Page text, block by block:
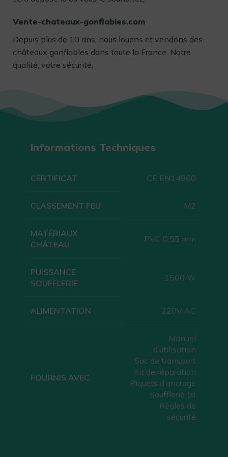
Vente-chateaux-gonflables.com
Depuis plus de 10 ans, nous louons et vendons des
châteaux gonflables dans toute la France. Notre
qualité, votre sécurité.
Informations Techniques
CERTIFICAT CE EN14960
CLASSEMENT FEU M2
MATÉRIAUX
CHÂTEAU
PVC 0.55 mm
PUISSANCE
SOUFFLERIE
1500 W
ALIMENTATION 220V AC
FOURNIS AVEC
Manuel
d’utilisation
Sac de transport
Kit de réparation
Piquets d’ancrage
Soufflerie (s)
Règles de
sécurité